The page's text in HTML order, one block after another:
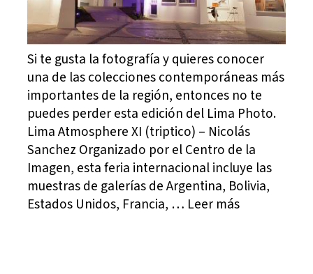
Si te gusta la fotografía y quieres conocer
una de las colecciones contemporáneas más
importantes de la región, entonces no te
puedes perder esta edición del Lima Photo.
Lima Atmosphere XI (triptico) – Nicolás
Sanchez Organizado por el Centro de la
Imagen, esta feria internacional incluye las
muestras de galerías de Argentina, Bolivia,
Estados Unidos, Francia, … Leer más